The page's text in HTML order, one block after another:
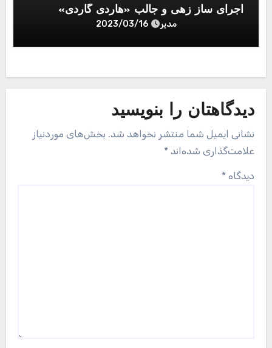
اجرای ساز زهی و جالب «هاردی گاردی»
مدیر 2023/03/16
دیدگاهتان را بنویسید
نشانی ایمیل شما منتشر نخواهد شد. بخش‌های موردنیاز
علامت‌گذاری شده‌اند *
دیدگاه *